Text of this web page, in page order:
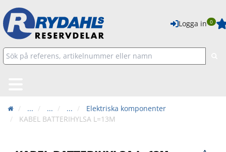
Logga in 0
... ... ...
Elektriska komponenter
KABEL BATTERIHYLSA L=13M